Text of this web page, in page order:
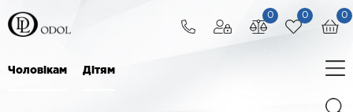
0
0
0
Чоловікам Дітям